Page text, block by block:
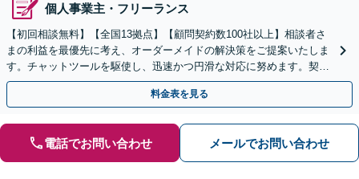
個人事業主・フリーランス
【初回相談無料】【全国13拠点】【顧問契約数100社以上】相談者さ
まの利益を最優先に考え、オーダーメイドの解決策をご提案いたしま
す。チャットツールを駆使し、迅速かつ円滑な対応に努めます。契約
書レビューは原則翌日に対応します【夜間・休日対応】
料金表を見る
電話でお問い合わせ メールでお問い合わせ